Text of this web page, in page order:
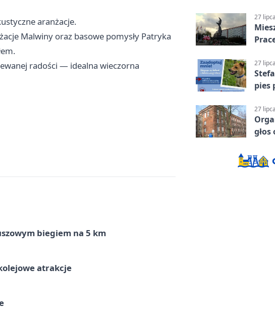
aranżacje.
Malwiny oraz basowe pomysły Patryka
radości — idealna wieczorna
biegiem na 5 km
atrakcje
27
27
pies
27
głos